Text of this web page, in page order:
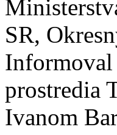
SR,
Informoval
prostredia
Ivanom